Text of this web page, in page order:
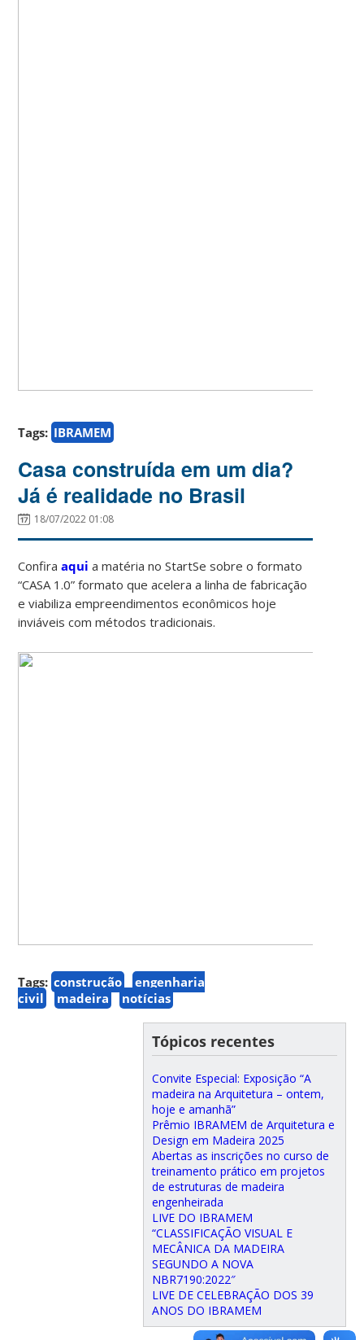
Tags: IBRAMEM
Casa construída em um dia?
Já é realidade no Brasil
18/07/2022 01:08
Confiraaqui a matéria no StartSe sobre o formato
“CASA 1.0” formato que acelera a linha de fabricação
e viabiliza empreendimentos econômicos hoje
inviáveis com métodos tradicionais.
Tags: construção
engenharia
civil
madeira notícias
Tópicos recentes
Convite Especial: Exposição “A
madeira na Arquitetura – ontem,
hoje e amanhã”
Prêmio IBRAMEM de Arquitetura e
Design em Madeira 2025
Abertas as inscrições no curso de
treinamento prático em projetos
de estruturas de madeira
engenheirada
LIVE DO IBRAMEM
“CLASSIFICAÇÃO VISUAL E
MECÂNICA DA MADEIRA
SEGUNDO A NOVA
NBR7190:2022″
LIVE DE CELEBRAÇÃO DOS 39
ANOS DO IBRAMEM